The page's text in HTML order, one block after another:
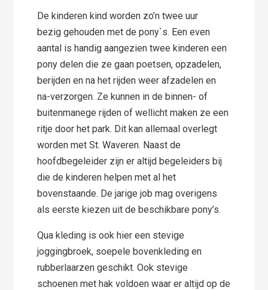
De kinderen kind worden zo’n twee uur
bezig gehouden met de pony`s. Een even
aantal is handig aangezien twee kinderen een
pony delen die ze gaan poetsen, opzadelen,
berijden en na het rijden weer afzadelen en
na-verzorgen. Ze kunnen in de binnen- of
buitenmanege rijden of wellicht maken ze een
ritje door het park. Dit kan allemaal overlegt
worden met St. Waveren. Naast de
hoofdbegeleider zijn er altijd begeleiders bij
die de kinderen helpen met al het
bovenstaande. De jarige job mag overigens
als eerste kiezen uit de beschikbare pony’s.
Qua kleding is ook hier een stevige
joggingbroek, soepele bovenkleding en
rubberlaarzen geschikt. Ook stevige
schoenen met hak voldoen waar er altijd op de